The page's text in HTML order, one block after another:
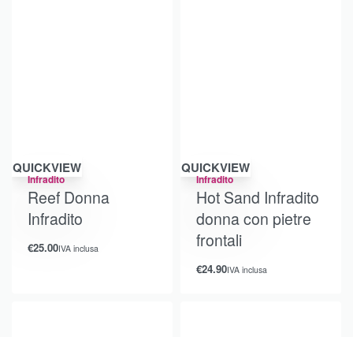
QUICKVIEW
Infradito
Reef Donna
Infradito
€25.00IVA inclusa
QUICKVIEW
Infradito
Hot Sand Infradito
donna con pietre
frontali
€24.90IVA inclusa